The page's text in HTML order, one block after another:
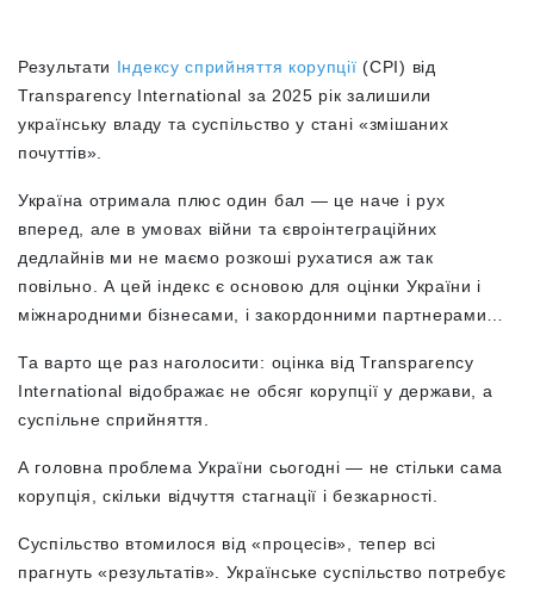
Результати Індексу сприйняття корупції (CPI) від
Transparency International за 2025 рік залишили
українську владу та суспільство у стані «змішаних
почуттів».
Україна отримала плюс один бал — це наче і рух
вперед, але в умовах війни та євроінтеграційних
дедлайнів ми не маємо розкоші рухатися аж так
повільно. А цей індекс є основою для оцінки України і
міжнародними бізнесами, і закордонними партнерами…
Та варто ще раз наголосити: оцінка від Transparency
International відображає не обсяг корупції у держави, а
суспільне сприйняття.
А головна проблема України сьогодні — не стільки сама
корупція, скільки відчуття стагнації і безкарності.
Суспільство втомилося від «процесів», тепер всі
прагнуть «результатів». Українське суспільство потребує